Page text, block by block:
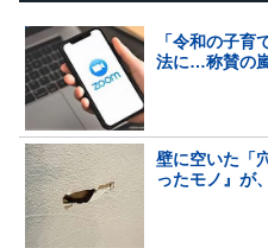
「令和の子
法に…称賛の
壁に空いた「
ったモノ』が